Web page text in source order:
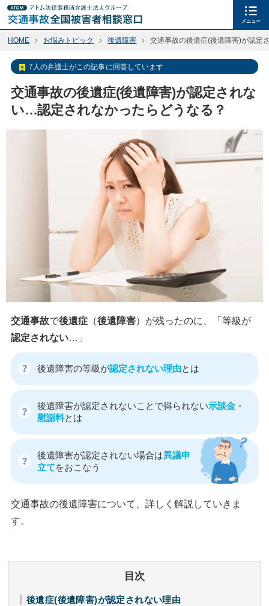
メニュー
HOME お悩みトピック 後遺障害 交通事故の後遺症(後遺障害)が認定
7人の弁護士がこの記事に回答しています
交通事故の後遺症(後遺障害)が認定されな
い…認定されなかったらどうなる？
交通事故で後遺症（後遺障害）が残ったのに、「等級が
認定されない…」
後遺障害の等級が認定されない理由とは
後遺障害が認定されないことで得られない示談金・
慰謝料とは
後遺障害が認定されない場合は異議申
立てをおこなう
交通事故の後遺障害について、詳しく解説していきま
す。
目次
後遺症(後遺障害)が認定されない理由